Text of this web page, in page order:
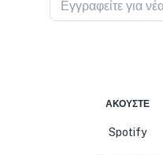
Εγγραφείτε για
ΑΚΟΎΣΤΕ
Spotify